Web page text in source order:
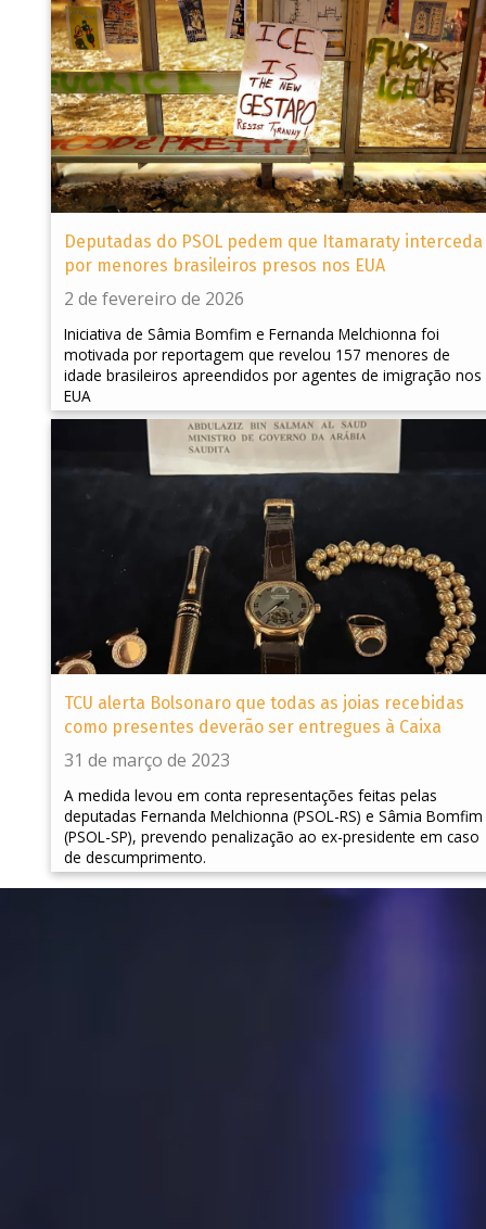
Deputadas do PSOL pedem que Itamaraty interceda
por menores brasileiros presos nos EUA
2 de fevereiro de 2026
Iniciativa de Sâmia Bomfim e Fernanda Melchionna foi
motivada por reportagem que revelou 157 menores de
idade brasileiros apreendidos por agentes de imigração nos
EUA
TCU alerta Bolsonaro que todas as joias recebidas
como presentes deverão ser entregues à Caixa
31 de março de 2023
A medida levou em conta representações feitas pelas
deputadas Fernanda Melchionna (PSOL-RS) e Sâmia Bomfim
(PSOL-SP), prevendo penalização ao ex-presidente em caso
de descumprimento.